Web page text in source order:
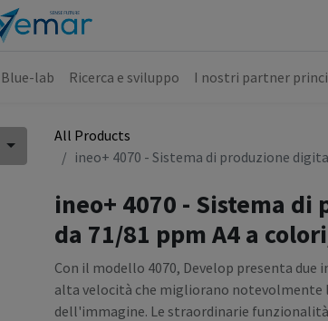
Blue-lab Ricerca e sviluppo I nostri partner
All Products
ineo+ 4070 - Sistema di produzione
ineo+ 4070 - Sistema
da 71/81 ppm A4 a
Con il modello 4070, Develop presenta
alta velocità che migliorano
dell'immagine. Le straordinarie